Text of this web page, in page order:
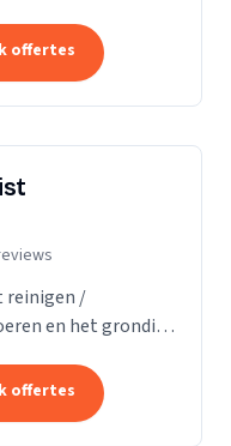
offertes
reinigen /
zowel bij u
offertes